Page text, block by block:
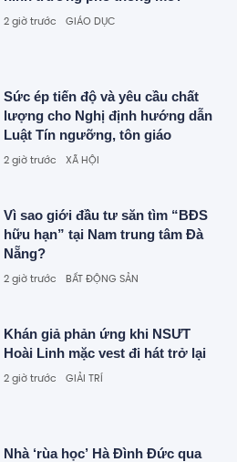
2 giờ trước GIÁO DỤC
Sức ép tiến độ và yêu cầu chất
lượng cho Nghị định hướng dẫn
Luật Tín ngưỡng, tôn giáo
2 giờ trước XÃ HỘI
Vì sao giới đầu tư săn tìm “BĐS
hữu hạn” tại Nam trung tâm Đà
Nẵng?
2 giờ trước BẤT ĐỘNG SẢN
Khán giả phản ứng khi NSƯT
Hoài Linh mặc vest đi hát trở lại
2 giờ trước GIẢI TRÍ
Nhà ‘rùa học’ Hà Đình Đức qua